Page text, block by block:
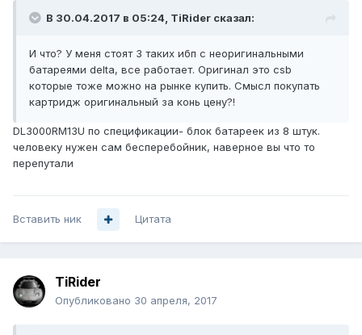
В 30.04.2017 в 05:24, TiRider сказал:
И что? У меня стоят 3 таких ибп с неоригинальными
батареями delta, все работает. Оригинал это csb
которые тоже можно на рынке купить. Смысл покупать
картридж оригинальный за конь цену?!
DL3000RM13U по спецификации- блок батареек из 8 штук.
человеку нужен сам бесперебойник, наверное вы что то
перепутали
Вставить ник Цитата
TiRider
Опубликовано 30 апреля, 2017